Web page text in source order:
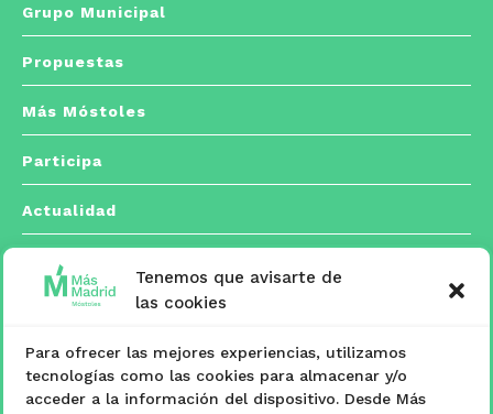
Tenemos que avisarte de
las cookies
Para ofrecer las mejores experiencias, utilizamos
tecnologías como las cookies para almacenar y/o
acceder a la información del dispositivo. Desde Más
Grupo Municipal
Propuestas
Más Móstoles
Participa
Actualidad
Contacto
 C/ Españoleto, 5 posterior. 28933 Móstoles,